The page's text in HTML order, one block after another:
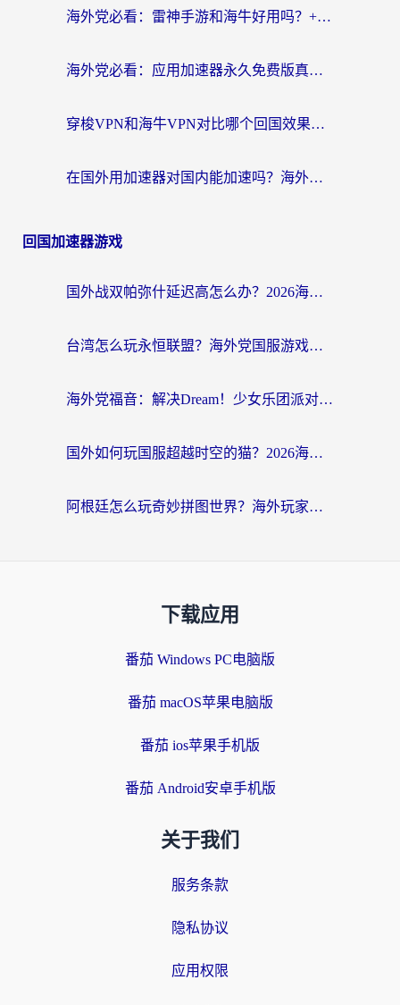
海外党必看：雷神手游和海牛好用吗？+3款热门加速器实测对比，附番茄加速器无缝回国指南
海外党必看：应用加速器永久免费版真的存在吗？教你选对回国加速器无缝刷国内资源
穿梭VPN和海牛VPN对比哪个回国效果更好？海外华人亲测3款热门加速器+避坑指南
在国外用加速器对国内能加速吗？海外党亲测有效的无缝访问指南
回国加速器游戏
国外战双帕弥什延迟高怎么办？2026海外畅玩国服游戏终极指南（附实测工具推荐）
台湾怎么玩永恒联盟？海外党国服游戏加速器选择全攻略（附3大热门游戏实测）
海外党福音：解决Dream！少女乐团派对！国外延迟的实用指南，附北美英国游戏加速方案
国外如何玩国服超越时空的猫？2026海外党必看的加速器选择指南
阿根廷怎么玩奇妙拼图世界？海外玩家国服游戏加速全攻略（附帕斯卡契约战舰少女解决方案）
下载应用
番茄 Windows PC电脑版
番茄 macOS苹果电脑版
番茄 ios苹果手机版
番茄 Android安卓手机版
关于我们
服务条款
隐私协议
应用权限